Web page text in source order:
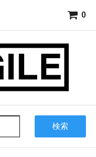
0
検索